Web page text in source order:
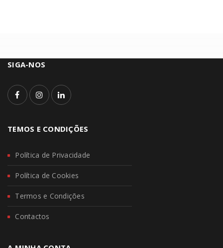
SIGA-NOS
TEMOS E CONDIÇÕES
Política de Privacidade
Política de Cookies
Termos e Condições
Contactos